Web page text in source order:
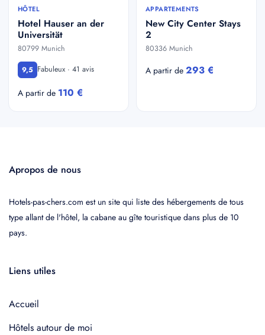
HÔTEL
Hotel Hauser an der
Universität
80799 Munich
9,5 Fabuleux · 41 avis
A partir de 110 €
APPARTEMENTS
New City Center Stays
2
80336 Munich
A partir de 293 €
Apropos de nous
Hotels-pas-chers.com est un site qui liste des hébergements de tous
type allant de l'hôtel, la cabane au gîte touristique dans plus de 10
pays.
Liens utiles
Accueil
Hôtels autour de moi